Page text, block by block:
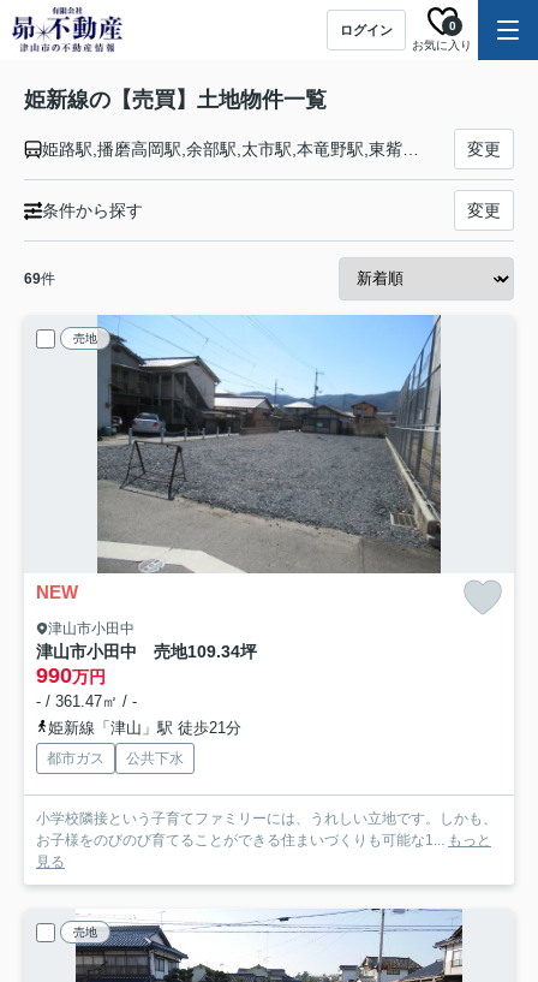
ログイン
お気に入り
0
姫新線の【売買】土地物件一覧
変更
条件から探す 変更
69件
売地
NEW
津山市小田中
津山市小田中 売地109.34坪
990万円
- / 361.47㎡ / -
姫新線「津山」駅 徒歩21分
都市ガス 公共下水
小学校隣接という子育てファミリーには、うれしい立地です。しかも、
お子様をのびのび育てることができる住まいづくりも可能な1... もっと
見る
売地